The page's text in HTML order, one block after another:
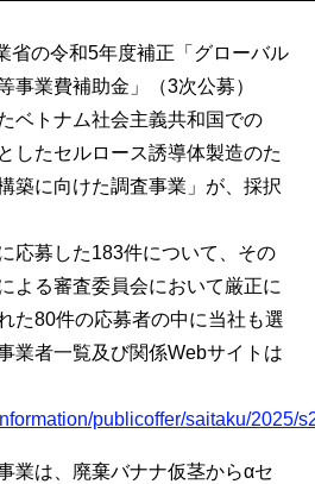
の令和5年度補正「グローバル
事業費補助金」（3次公募）
ベトナム社会主義共和国での
したセルロース誘導体製造のた
築に向けた調査事業」が、採択
応募した183件について、その
よる審査委員会において厳正に
た80件の応募者の中に当社も選
業者一覧及び関係Webサイトは
publicoffer/saitaku/2025/
業は、廃棄バナナ仮茎からαセ